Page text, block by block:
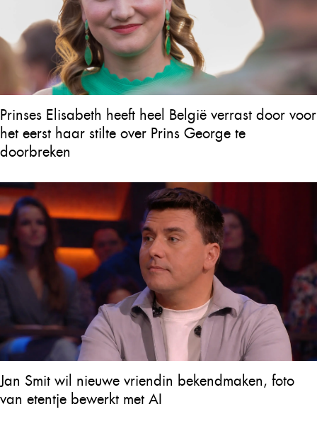
Prinses Elisabeth heeft heel België verrast door voor
het eerst haar stilte over Prins George te
doorbreken
Jan Smit wil nieuwe vriendin bekendmaken, foto
van etentje bewerkt met AI